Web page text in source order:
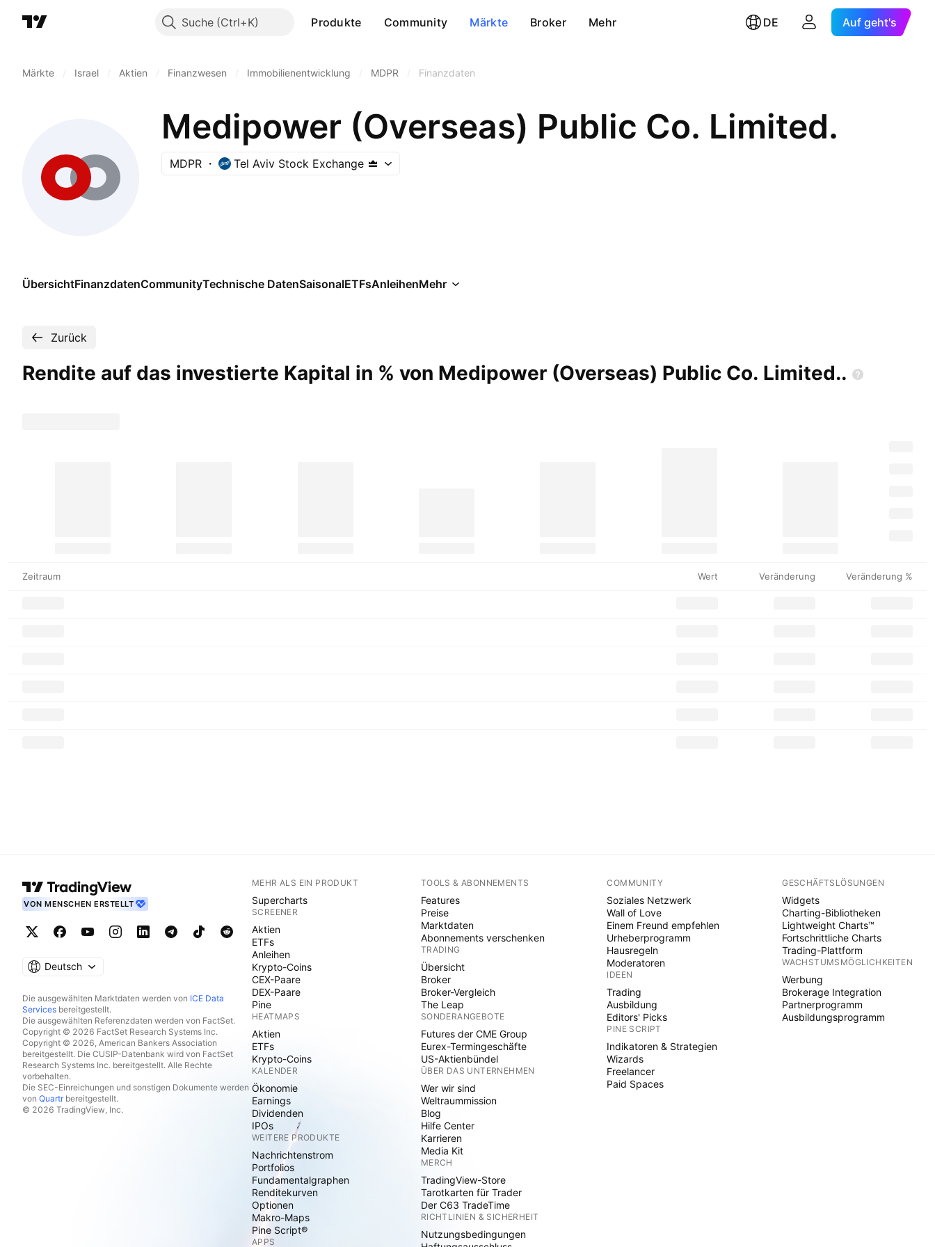
Suche Produkte Community Märkte Broker Mehr DE Auf geht's
Märkte Israel Aktien Finanzwesen Immobilienentwicklung MDPR Finanzdaten
Medipower (Overseas) Public Co. Limited.
MDPR Tel Aviv Stock Exchange
ÜbersichtFinanzdatenCommunityTechnische DatenSaisonalETFsAnleihenMehr
Zurück
Rendite auf das investierte Kapital in % von Medipower (Overseas) Public Co. Limited..
Zeitraum Wert Veränderung Veränderung %
VON MENSCHEN ERSTELLT
Deutsch
Die ausgewählten Marktdaten werden von ICE Data
Services bereitgestellt.
Die ausgewählten Referenzdaten werden von FactSet.
Copyright © 2026 FactSet Research Systems Inc.
Copyright © 2026, American Bankers Association
bereitgestellt. Die CUSIP-Datenbank wird von FactSet
Research Systems Inc. bereitgestellt. Alle Rechte
vorbehalten.
Die SEC-Einreichungen und sonstigen Dokumente werden
von Quartrbereitgestellt.
© 2026 TradingView, Inc.
MEHR ALS EIN PRODUKT
Supercharts
SCREENER
Aktien
ETFs
Anleihen
Krypto-Coins
CEX-Paare
DEX-Paare
Pine
HEATMAPS
Aktien
ETFs
Krypto-Coins
KALENDER
Ökonomie
Earnings
Dividenden
IPOs
WEITERE PRODUKTE
Nachrichtenstrom
Portfolios
Fundamentalgraphen
Renditekurven
Optionen
Makro-Maps
Pine Script®
APPS
TOOLS & ABONNEMENTS
Features
Preise
Marktdaten
Abonnements verschenken
TRADING
Übersicht
Broker
Broker-Vergleich
The Leap
SONDERANGEBOTE
Futures der CME Group
Eurex-Termingeschäfte
US-Aktienbündel
ÜBER DAS UNTERNEHMEN
Wer wir sind
Weltraummission
Blog
Hilfe Center
Karrieren
Media Kit
MERCH
TradingView-Store
Tarotkarten für Trader
Der C63 TradeTime
RICHTLINIEN & SICHERHEIT
Nutzungsbedingungen
COMMUNITY
Soziales Netzwerk
Wall of Love
Einem Freund empfehlen
Urheberprogramm
Hausregeln
Moderatoren
IDEEN
Trading
Ausbildung
Editors' Picks
PINE SCRIPT
Indikatoren & Strategien
Wizards
Freelancer
Paid Spaces
GESCHÄFTSLÖSUNGEN
Widgets
Charting-Bibliotheken
Lightweight Charts™
Fortschrittliche Charts
Trading-Plattform
WACHSTUMSMÖGLICHKEITEN
Werbung
Brokerage Integration
Partnerprogramm
Ausbildungsprogramm